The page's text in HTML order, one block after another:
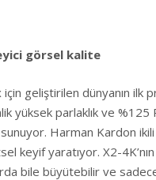
görsel kalite
geliştirilen dünyanın ilk
yüksek parlaklık ve
Harman Kardon
keyif yaratıyor. X2-
bile büyütebilir ve